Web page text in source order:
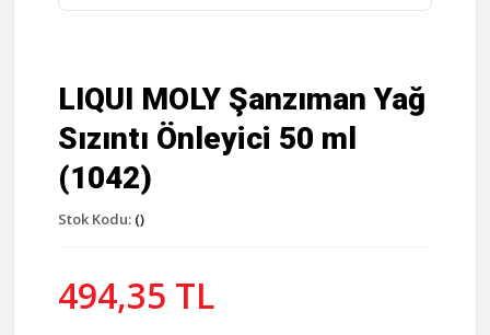
LIQUI MOLY Şanzıman Yağ
Sızıntı Önleyici 50 ml
(1042)
Stok Kodu: ()
494,35 TL